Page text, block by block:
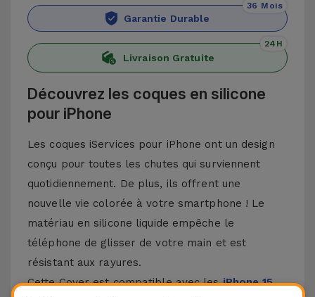
Garantie Durable
36 Mois
Livraison Gratuite
24H
Découvrez les coques en silicone
pour iPhone
Les coques iServices pour iPhone ont un design
conçu pour toutes les chutes qui surviennent
quotidiennement. De plus, ils offrent une
nouvelle vie colorée à votre smartphone ! Le
matériau en silicone liquide empêche le
téléphone de glisser de votre main et est
résistant aux rayures.
Cette Cover est compatible avec lesiPhone 15,